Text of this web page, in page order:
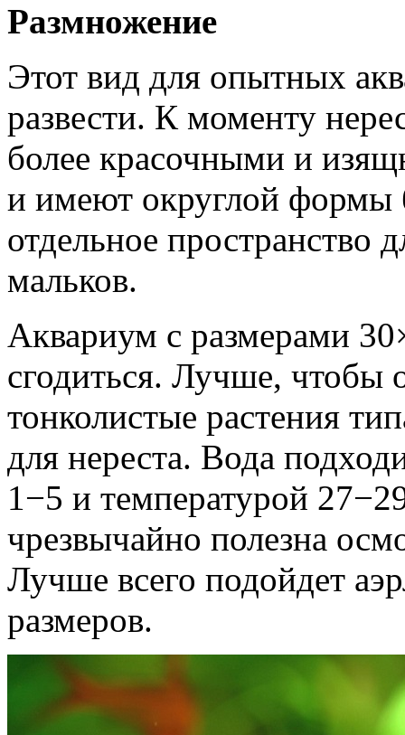
Размножение
Этот вид для опытных
развести. К моменту
более красочными и
и имеют округлой
отдельное пространство
мальков.
Аквариум с размерами
сгодиться. Лучше, чтобы
тонколистые растения
для нереста. Вода
1−5 и температурой
чрезвычайно полезна
Лучше всего подойдет
размеров.